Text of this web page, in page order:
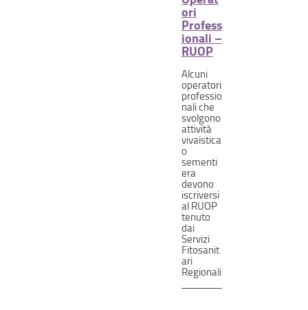
ori
Profess
ionali –
RUOP
Alcuni
operatori
professio
nali che
svolgono
attività
vivaistica
o
sementi
era
devono
iscriversi
al RUOP
tenuto
dai
Servizi
Fitosanit
ari
Regionali